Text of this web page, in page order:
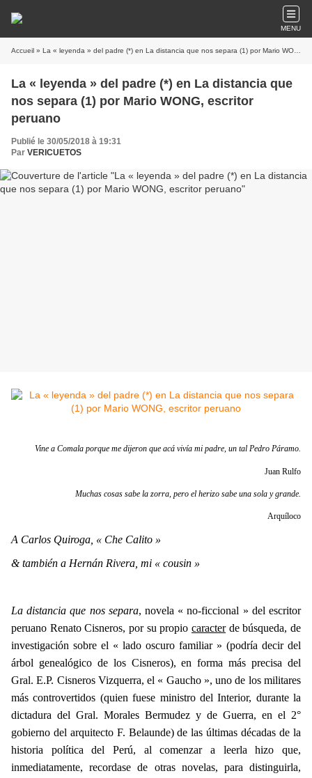
MENU
Accueil » La « leyenda » del padre (*) en La distancia que nos separa (1) por Mario WONG, escritor peruano
La « leyenda » del padre (*) en La distancia que
nos separa (1) por Mario WONG, escritor
peruano
Publié le 30/05/2018 à 19:31
Par VERICUETOS
Vine a Comala porque me dijeron que acá vivía mi padre, un tal Pedro Páramo.
Juan Rulfo
Muchas cosas sabe la zorra, pero el herizo sabe una sola y grande.
Arquíloco
A Carlos Quiroga, « Che Calito »
& también a Hernán Rivera, mi « cousin »
La distancia que nos separa, novela « no-ficcional » del escritor
peruano Renato Cisneros, por su propio caracterde búsqueda, de
investigación sobre el « lado oscuro familiar » (podría decir del
árbol genealógico de los Cisneros), en forma más precisa del
Gral. E.P. Cisneros Vizquerra, el « Gaucho », uno de los militares
más controvertidos (quien fuese ministro del Interior, durante la
dictadura del Gral. Morales Bermudez y de Guerra, en el 2°
gobierno del arquitecto F. Belaunde) de las últimas décadas de la
historia política del Perú, al comenzar a leerla hizo que,
inmediatamente, recordase de otras novelas, para distinguirla,